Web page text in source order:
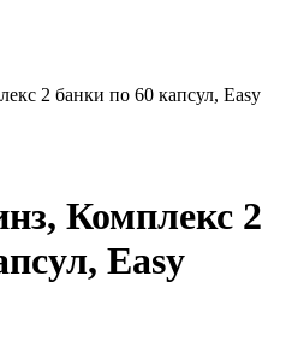
2 банки по 60 капсул, Easy
Комплекс 2
Easy